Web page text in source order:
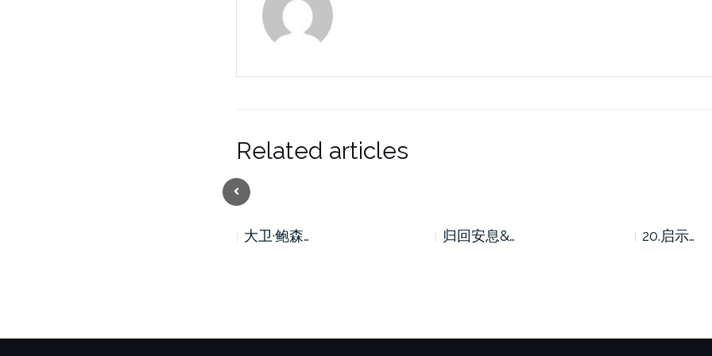
Related articles
Previous
大卫·鲍森… 归回安息&… 20.启示…